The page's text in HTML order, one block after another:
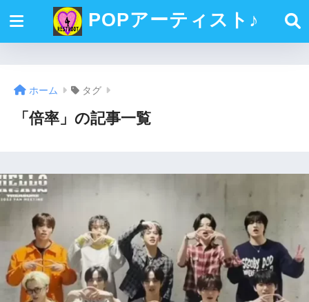
POPアーティスト♪
ホーム タグ
「倍率」の記事一覧